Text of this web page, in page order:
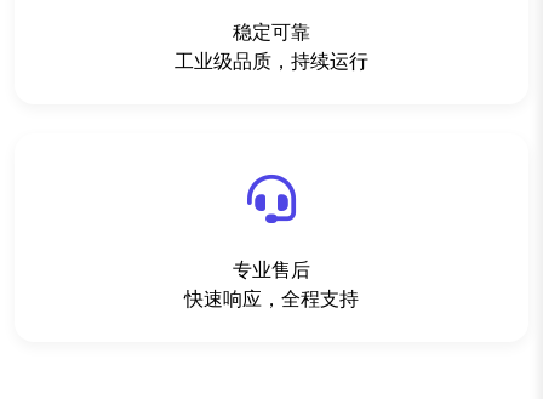
稳定可靠
工业级品质，持续运行
专业售后
快速响应，全程支持